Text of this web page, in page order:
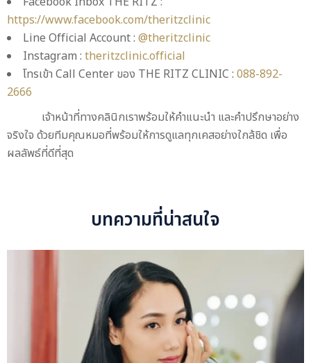
https://www.facebook.com/theritzclinic
Line Official Account : @theritzclinic
Instagram : theritzclinic.official
โทรเข้า Call Center ของ THE RITZ CLINIC : 088-892-
2666
เจ้าหน้าที่ทางคลินิกเราพร้อมให้คำแนะนำ และคำปรึกษาอย่าง
จริงใจ ด้วยทีมคุณหมอที่พร้อมให้การดูแลทุกเคสอย่างใกล้ชิด เพื่อ
ผลลัพธ์ที่ดีที่สุด
บทความที่น่าสนใจ